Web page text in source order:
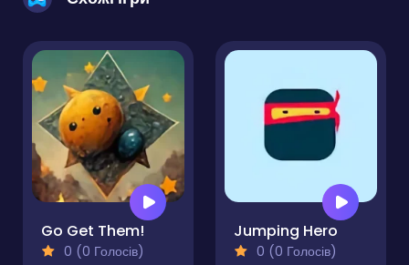
Go Get Them!
0 (0 Голосів)
Jumping Hero
0 (0 Голосів)